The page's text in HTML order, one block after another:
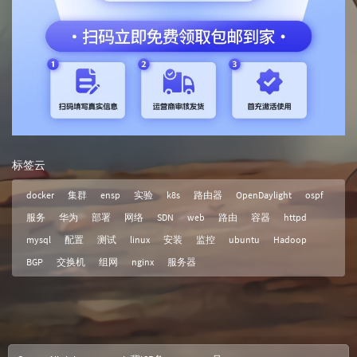
标签云
docker 集群 ensp 实验 k8s 路由器 OpenDaylight
ospf
服务
华为 部署 网络 SDN web 路由 容器
httpd
mysql
配置 测试 linux 安装 监控 ubuntu
Hadoop
BGP
交换机 组网 nginx 服务器